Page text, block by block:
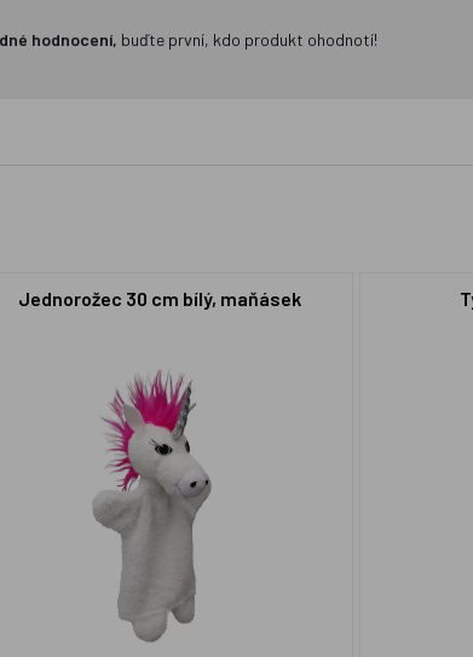
hodnocení, buďte první, kdo produkt ohodnotí!
Jednorožec 30 cm bílý, maňásek